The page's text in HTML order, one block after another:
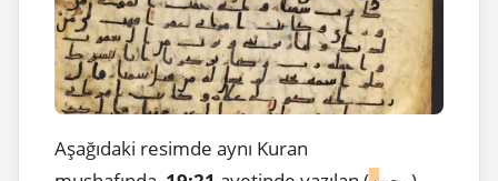
Aşağıdaki resimde aynı Kuran